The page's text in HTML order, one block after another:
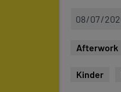
Afterwork
Kinder